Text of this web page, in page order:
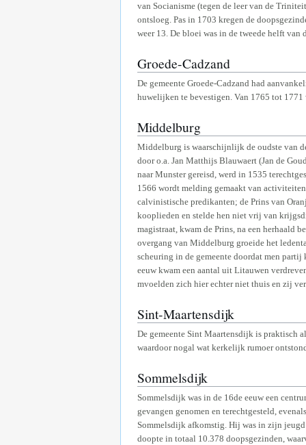
van Socianisme (tegen de leer van de
ontsloeg. Pas in 1703 kregen de
weer 13. De bloei was in de tweede helft
Groede-Cadzand
De gemeente Groede-Cadzand had
huwelijken te bevestigen. Van 1765 tot
Middelburg
Middelburg is waarschijnlijk de oudste van
door o.a. Jan Matthijs Blauwaert (Jan de
naar Munster gereisd, werd in 1535
1566 wordt melding gemaakt van
calvinistische predikanten; de Prins van
kooplieden en stelde hen niet vrij van
magistraat, kwam de Prins, na een herhaald
overgang van Middelburg groeide het
scheuring in de gemeente doordat men partij
eeuw kwam een aantal uit Litauwen
mvoelden zich hier echter niet thuis en zij
Sint-Maartensdijk
De gemeente Sint Maartensdijk is praktisch
waardoor nogal wat kerkelijk rumoer
Sommelsdijk
Sommelsdijk was in de 16de eeuw een
gevangen genomen en terechtgesteld,
Sommelsdijk afkomstig. Hij was in zijn
doopte in totaal 10.378 doopsgezinden,